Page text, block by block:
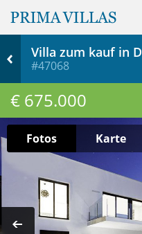
Villa zum kauf in
#47068
€ 675.000
Fotos Karte